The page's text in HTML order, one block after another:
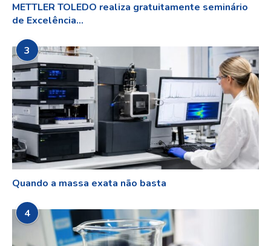
METTLER TOLEDO realiza gratuitamente seminário
de Excelência...
3
Quando a massa exata não basta
4